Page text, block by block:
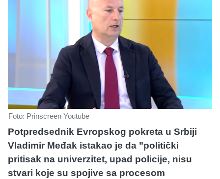
Foto: Prinscreen Youtube
Potpredsednik Evropskog pokreta u Srbiji
Vladimir Međak istakao je da "politički
pritisak na univerzitet, upad policije, nisu
stvari koje su spojive sa procesom